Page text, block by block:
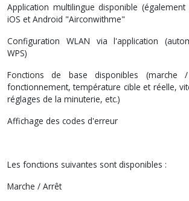
Application multilingue disponible
iOS et Android "Airconwithme"
Configuration WLAN via l'application
WPS)
Fonctions de base disponibles
fonctionnement, température cible et réelle,
réglages de la minuterie, etc.)
Affichage des codes d'erreur
Les fonctions suivantes sont disponibles :
Marche / Arrêt